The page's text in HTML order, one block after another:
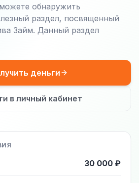
обнаружить
раздел, посвященный
Займ. Данный раздел
деньги
в личный кабинет
30 000 ₽